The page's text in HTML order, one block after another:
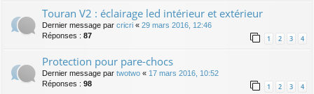
Touran V2 : éclairage led intérieur et extérieur
Dernier message par cricri « 29 mars 2016, 12:46
Réponses : 87 1 2 3 4
Protection pour pare-chocs
Dernier message par twotwo « 17 mars 2016, 10:52
Réponses : 98 1 2 3 4